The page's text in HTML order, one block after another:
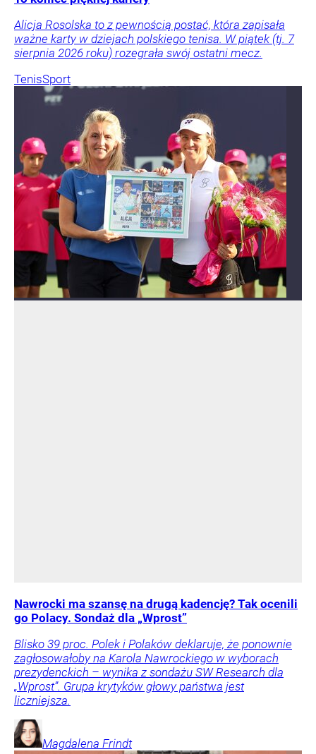
Alicja Rosolska to z pewnością postać, która zapisała
ważne karty w dziejach polskiego tenisa. W piątek (tj. 7
sierpnia 2026 roku) rozegrała swój ostatni mecz.
TenisSport
Nawrocki ma szansę na drugą kadencję? Tak ocenili
go Polacy. Sondaż dla „Wprost”
Blisko 39 proc. Polek i Polaków deklaruje, że ponownie
zagłosowałoby na Karola Nawrockiego w wyborach
prezydenckich – wynika z sondażu SW Research dla
„Wprost”. Grupa krytyków głowy państwa jest
liczniejsza.
Magdalena Frindt